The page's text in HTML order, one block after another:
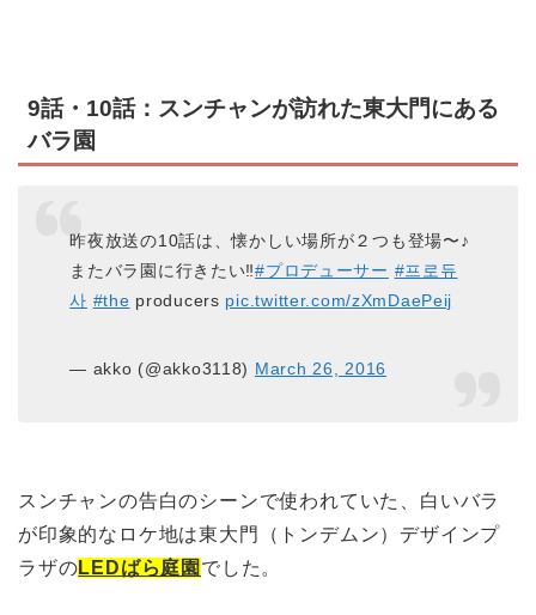
9話・10話：スンチャンが訪れた東大門にある
バラ園
昨夜放送の10話は、懐かしい場所が２つも登場〜♪
またバラ園に行きたい‼︎#プロデューサー #프로듀
사 #the producers pic.twitter.com/zXmDaePeij
— akko (@akko3118) March 26, 2016
スンチャンの告白のシーンで使われていた、白いバラ
が印象的なロケ地は東大門（トンデムン）デザインプ
ラザのLEDばら庭園 でした。